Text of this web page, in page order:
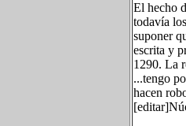
El hecho
todavía
suponer
escrita y
1290. La
...tengo
hacen